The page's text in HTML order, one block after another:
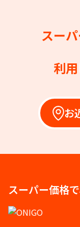
スー
利
お
スーパー価格